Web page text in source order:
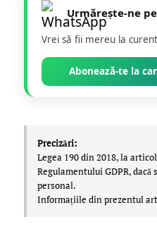
Urmărește-ne
Vrei să fii mereu la
Abonează-te la
Precizări:
Legea 190 din 2018, la
Regulamentului GDPR,
personal.
Informațiile din prezentul